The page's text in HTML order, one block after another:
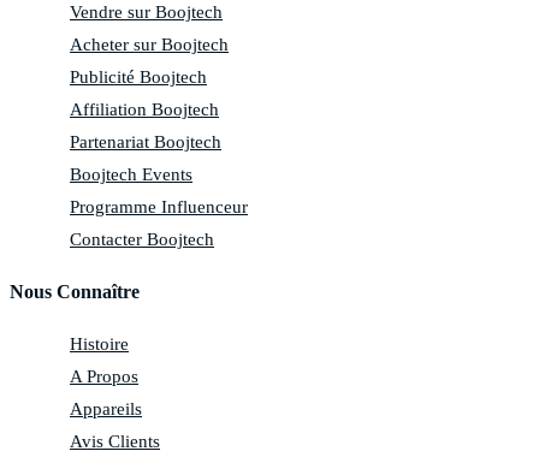
Vendre sur Boojtech
Acheter sur Boojtech
Publicité Boojtech
Affiliation Boojtech
Partenariat Boojtech
Boojtech Events
Programme Influenceur
Contacter Boojtech
Nous Connaître
Histoire
A Propos
Appareils
Avis Clients